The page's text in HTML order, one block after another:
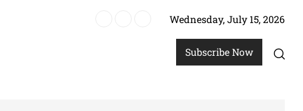
Wednesday, July 15, 2026
Subscribe Now